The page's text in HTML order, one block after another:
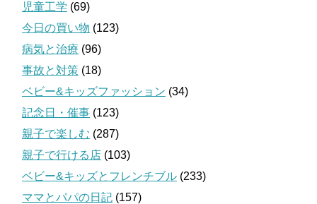
児童工学 (69)
今日の買い物 (123)
病気と治療 (96)
事故と対策 (18)
ベビー&キッズファッション (34)
記念日・催事 (123)
親子で楽しむ (287)
親子で行ける店 (103)
ベビー&キッズとフレンチブル (233)
ママとパパの日記 (157)